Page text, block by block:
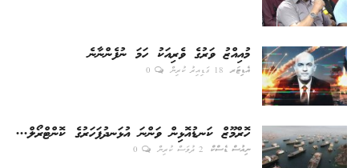
މުއިއްޒު ވަރުގެ ވެރިއަކު ހަމަ ނުފެންނާނެ
އެޑިޓަރ 18 ގަޑިއިރު ކުރިން 0
ހޮރްމޫޒް ކަނޑުއޮޅިން ވަންނަ އުޅަނދުފަހަރުގެ ކޮންޓްރޯލް...
ނިއުސް ޑެސްކް 2 ދުވަސް ކުރިން 0